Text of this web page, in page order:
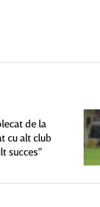
de la
cu alt club
succes"